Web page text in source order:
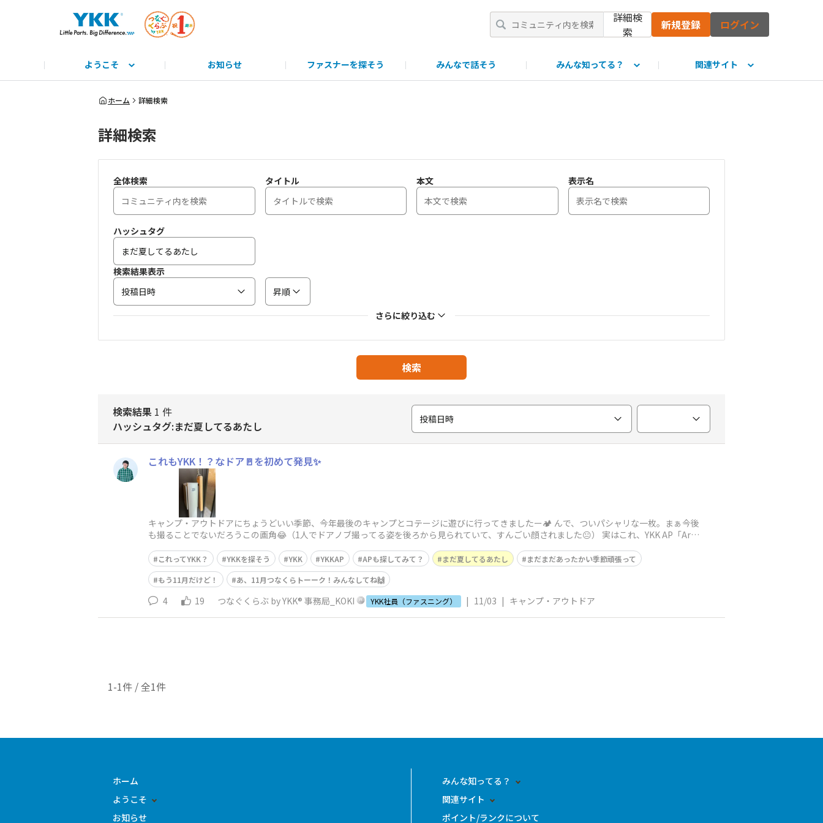
詳細検
索
新規登録 ログイン
ようこそ
サイト説明と使い方
お知らせ ファスナーを探そう みんなで話そう みんな知ってる？
みんな教えて！
関連サイト
公式HP とっておきのYKK
ホーム 詳細検索
詳細検索
全体検索 タイトル 本文 表示名
ハッシュタグ
検索結果表示
投稿日時
昇順
さらに絞り込む
検索
検索結果 1 件
ハッシュタグ:まだ夏してるあたし
投稿日時
これもYKK！？なドア🚪を初めて発見✨
キャンプ・アウトドアにちょうどいい季節、今年最後のキャンプとコテージに遊びに行ってきましたー🏕️ んで、ついパシャリな一枚。まぁ今後
も撮ることでないだろうこの画角😂（1人でドアノブ撮ってる姿を後ろから見られていて、すんごい顔されました😐） 実はこれ、YKK AP「Archi
これってYKK？ YKKを探そう YKK YKKAP APも探してみて？ まだ夏してるあたし
まだまだあったかい季節頑張って
もう11月だけど！
あ、11月つなくらトーーク！みんなしてね🙌
4 19 つなぐくらぶ by YKK® 事務局_KOKI YKK社員（ファスニング） | 11/03 | キャンプ・アウトドア
1-1件 / 全1件
ホーム
ようこそ
お知らせ
みんな知ってる？
関連サイト
ポイント/ランクについて